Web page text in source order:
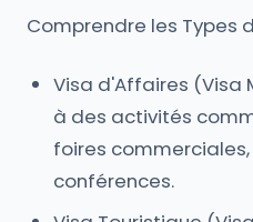
Comprendre les Types
Visa d'Affaires (Visa
à des activités
foires commerciales,
conférences.